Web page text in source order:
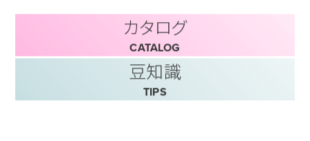
カタログ
CATALOG
豆知識
TIPS